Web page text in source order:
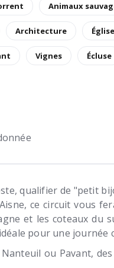
Animaux
Architecture
Vignes Écluse
qualifier de "petit
ce circuit vous
et les coteaux du
pour une journée
ou Pavant,